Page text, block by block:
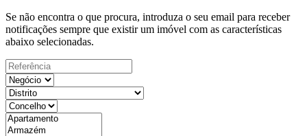
Se não encontra o que procura, introduza o seu email para receber
notificações sempre que existir um imóvel com as características
abaixo selecionadas.